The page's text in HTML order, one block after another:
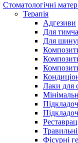
Стоматологічні
Терапія
Адгезиви
Для
Для
Лаки для
Травильні
Фісурні